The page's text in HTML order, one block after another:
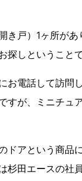
戸）1ヶ所があ
しということで
お電話して訪問
すが、ミニチュ
ドアという商品
杉田エースの社